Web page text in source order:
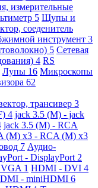
измерительные
5 Щупы и
соеденитель
инструмент 3
5 Сетевая
4 RS
Лупы 16 Микроскопы
62
трансивер 3
4 jack 3.5 (M) - jack
jack 3.5 (M) - RCA
(M) x3 - RCA (M) x3
7 Аудио-
- DisplayPort 2
1 HDMI - DVI 4
- miniHDMI 6